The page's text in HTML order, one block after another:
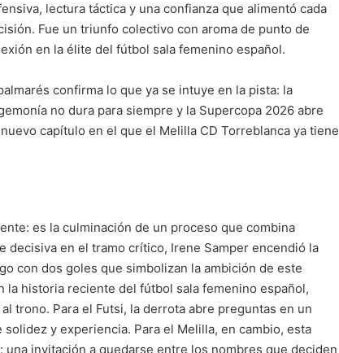
lectura táctica y una confianza que alimentó cada
Fue un triunfo colectivo con aroma de punto de
en la élite del fútbol sala femenino español.
confirma lo que ya se intuye en la pista: la
no dura para siempre y la Supercopa 2026 abre
capítulo en el que el Melilla CD Torreblanca ya tiene
es la culminación de un proceso que combina
en el tramo crítico, Irene Samper encendió la
con dos goles que simbolizan la ambición de este
la historia reciente del fútbol sala femenino español,
trono. Para el Futsi, la derrota abre preguntas en un
y experiencia. Para el Melilla, en cambio, esta
invitación a quedarse entre los nombres que deciden